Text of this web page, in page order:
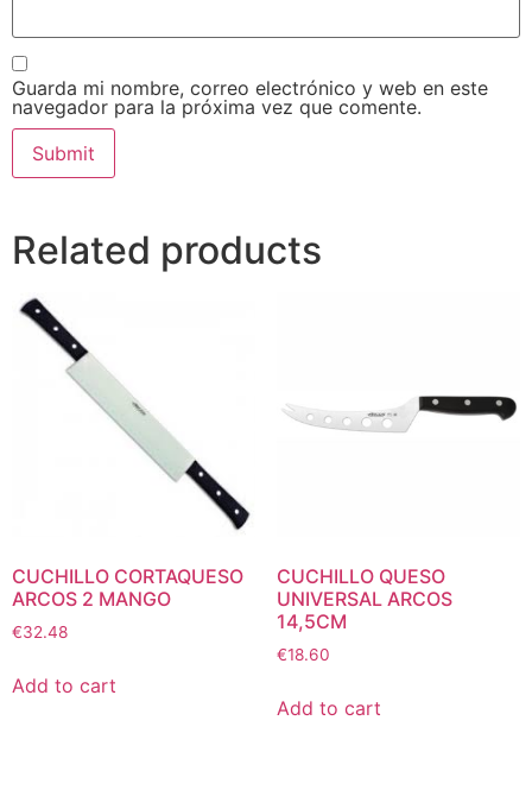
Guarda mi nombre, correo electrónico y web en este
navegador para la próxima vez que comente.
Related products
CUCHILLO CORTAQUESO
ARCOS 2 MANGO
€32.48
Add to cart
CUCHILLO QUESO
UNIVERSAL ARCOS
14,5CM
€18.60
Add to cart